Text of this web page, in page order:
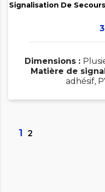
Signalisation De
Dimensions :
Matière de
adhésif,
1 2